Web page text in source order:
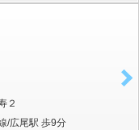
２
/広尾駅 歩9分